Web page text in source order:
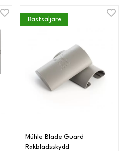
Bästsäljare
Mühle Blade Guard
Rakbladsskydd